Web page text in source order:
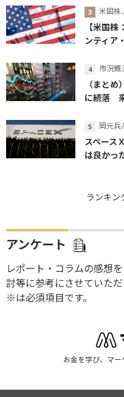
米国株
【米国
ンティア
市況概
（まと
に続落
岡元兵
スペース
は良かっ
ランキン
アンケート
レポート・コラムの感想
討等に参考にさせていただ
※は必須項目です。
お金を学び、マ